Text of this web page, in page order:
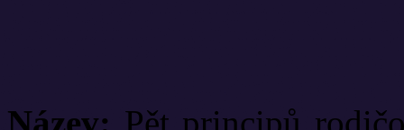
Název: Pět principů